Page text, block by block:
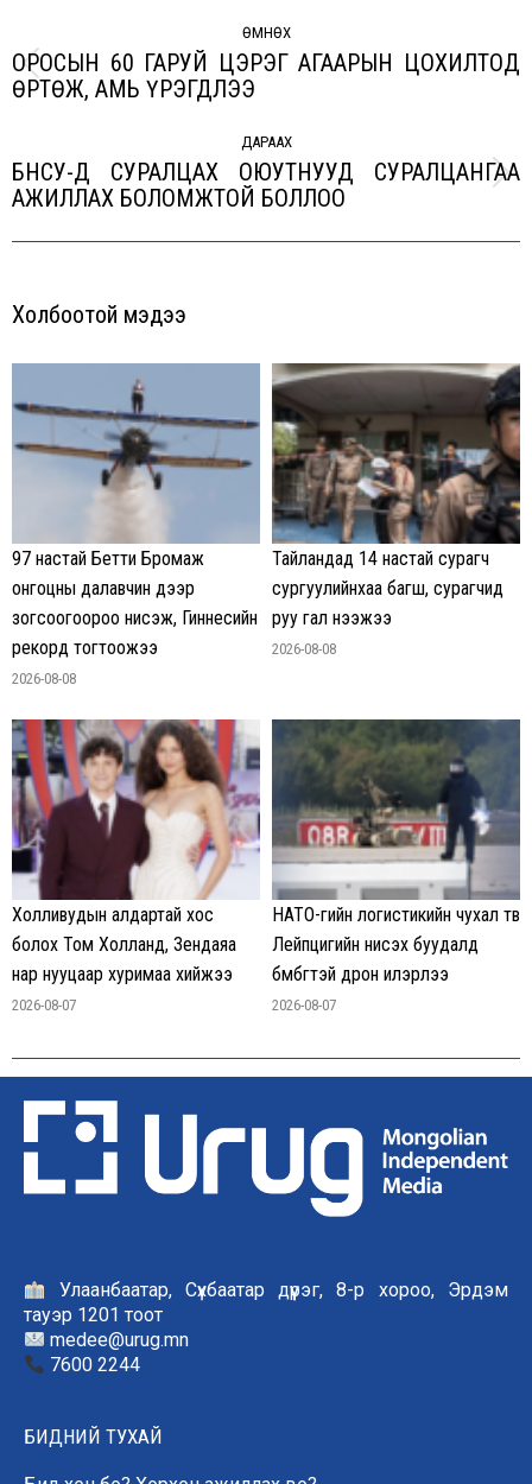
ӨМНӨХ
Previous
ОРОСЫН 60 ГАРУЙ ЦЭРЭГ АГААРЫН ЦОХИЛТОД
ӨРТӨЖ, АМЬ ҮРЭГДЛЭЭ
ДАРААХ
Next
БНСУ-Д СУРАЛЦАХ ОЮУТНУУД СУРАЛЦАНГАА
АЖИЛЛАХ БОЛОМЖТОЙ БОЛЛОО
Холбоотой мэдээ
97 настай Бетти Бромаж
онгоцны далавчин дээр
зогсоогоороо нисэж, Гиннесийн
рекорд тогтоожээ
2026-08-08
Тайландад 14 настай сурагч
сургуулийнхаа багш, сурагчид
руу гал нээжээ
2026-08-08
Холливудын алдартай хос
болох Том Холланд, Зендаяа
нар нууцаар хуримаа хийжээ
2026-08-07
НАТО-гийн логистикийн чухал төв
Лейпцигийн нисэх буудалд
бөмбөгтэй дрон илэрлээ
2026-08-07
Улаанбаатар, Сүхбаатар дүүрэг, 8-р хороо, Эрдэм
тауэр 1201 тоот
medee@urug.mn
7600 2244
БИДНИЙ ТУХАЙ